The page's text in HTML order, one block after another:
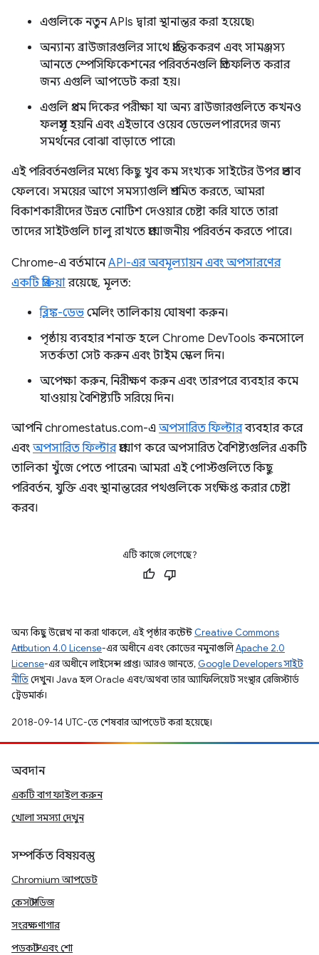
এগুলিকে নতুন APIs দ্বারা স্থানান্তর করা হয়েছে৷
অন্যান্য ব্রাউজারগুলির সাথে প্রান্তিককরণ এবং সামঞ্জস্য
আনতে স্পেসিফিকেশনের পরিবর্তনগুলি প্রতিফলিত করার
জন্য এগুলি আপডেট করা হয়।
এগুলি প্রথম দিকের পরীক্ষা যা অন্য ব্রাউজারগুলিতে কখনও
ফলপ্রসূ হয়নি এবং এইভাবে ওয়েব ডেভেলপারদের জন্য
সমর্থনের বোঝা বাড়াতে পারে৷
এই পরিবর্তনগুলির মধ্যে কিছু খুব কম সংখ্যক সাইটের উপর প্রভাব
ফেলবে। সময়ের আগে সমস্যাগুলি প্রশমিত করতে, আমরা
বিকাশকারীদের উন্নত নোটিশ দেওয়ার চেষ্টা করি যাতে তারা
তাদের সাইটগুলি চালু রাখতে প্রয়োজনীয় পরিবর্তন করতে পারে।
Chrome-এ বর্তমানেAPI-এর অবমূল্যায়ন এবং অপসারণের
একটি প্রক্রিয়ারয়েছে, মূলত:
ব্লিঙ্ক-ডেভ মেলিং তালিকায় ঘোষণা করুন।
পৃষ্ঠায় ব্যবহার শনাক্ত হলে Chrome DevTools কনসোলে
সতর্কতা সেট করুন এবং টাইম স্কেল দিন।
অপেক্ষা করুন, নিরীক্ষণ করুন এবং তারপরে ব্যবহার কমে
যাওয়ায় বৈশিষ্ট্যটি সরিয়ে দিন।
আপনি chromestatus.com-এ অপসারিত ফিল্টারব্যবহার করে
এবং অপসারিত ফিল্টারপ্রয়োগ করে অপসারিত বৈশিষ্ট্যগুলির একটি
তালিকা খুঁজে পেতে পারেন৷ আমরা এই পোস্টগুলিতে কিছু
পরিবর্তন, যুক্তি এবং স্থানান্তরের পথগুলিকে সংক্ষিপ্ত করার চেষ্টা
করব।
এটি কাজে লেগেছে?
অন্য কিছু উল্লেখ না করা থাকলে, এই পৃষ্ঠার কন্টেন্ট Creative Commons
Attribution 4.0 License-এর অধীনে এবং কোডের নমুনাগুলিApache 2.0
License-এর অধীনে লাইসেন্স প্রাপ্ত। আরও জানতে, Google Developers সাইট
নীতিদেখুন। Java হল Oracle এবং/অথবা তার অ্যাফিলিয়েট সংস্থার রেজিস্টার্ড
ট্রেডমার্ক।
2018-09-14 UTC-তে শেষবার আপডেট করা হয়েছে।
অবদান
একটি বাগ ফাইল করুন
খোলা সমস্যা দেখুন
সম্পর্কিত বিষয়বস্তু
Chromium আপডেট
কেস স্টাডিজ
সংরক্ষণাগার
পডকাস্ট এবং শো